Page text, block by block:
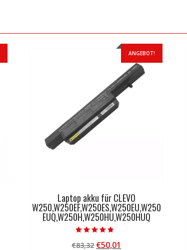
ANGEBOT!
Laptop akku für CLEVO
W250,W250EF,W250ES,W250EU,W250
EUQ,W250H,W250HU,W250HUQ
4.50
€83,32 Ursprünglicher
€50,01